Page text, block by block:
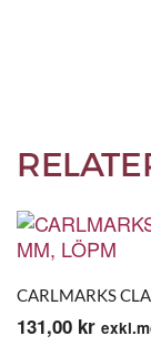
CARLMARKS
131,00 kr